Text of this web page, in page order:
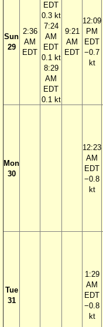
Sun
29
2:36
AM
EDT
EDT
0.3 kt
7:24
AM
EDT
0.1 kt
8:29
AM
EDT
0.1 kt
9:21
AM
EDT
12:09
PM
EDT
−0.7
kt
Mon
30
12:23
AM
EDT
−0.8
kt
Tue
31
1:29
AM
EDT
−0.8
kt